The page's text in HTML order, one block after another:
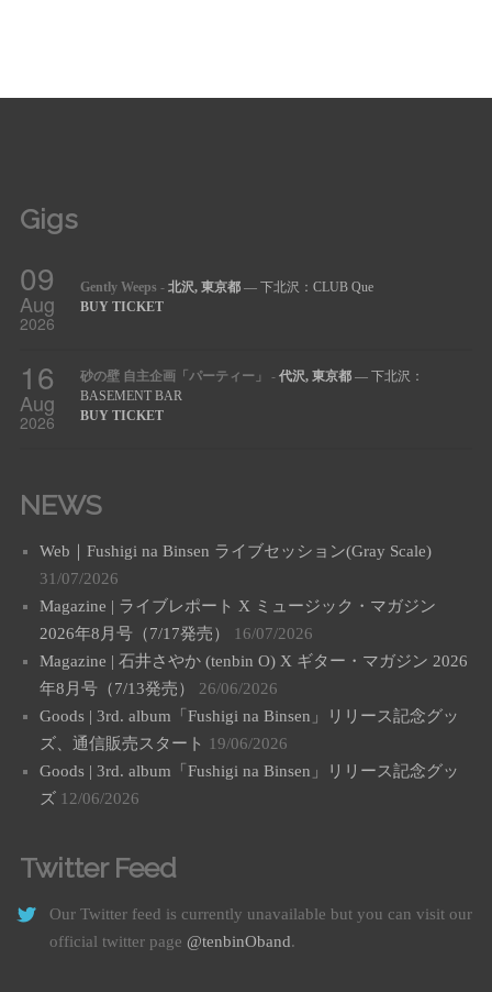
Gigs
09
Aug
2026
Gently Weeps - 北沢, 東京都— 下北沢：CLUB Que
BUY TICKET
16
Aug
2026
砂の壁 自主企画「パーティー」 - 代沢, 東京都— 下北沢：
BASEMENT BAR
BUY TICKET
NEWS
Web｜Fushigi na Binsen ライブセッション(Gray Scale)
31/07/2026
Magazine | ライブレポート X ミュージック・マガジン
2026年8月号（7/17発売）
16/07/2026
Magazine | 石井さやか (tenbin O) X ギター・マガジン 2026
年8月号（7/13発売）
26/06/2026
Goods | 3rd. album「Fushigi na Binsen」リリース記念グッ
ズ、通信販売スタート
19/06/2026
Goods | 3rd. album「Fushigi na Binsen」リリース記念グッ
ズ 12/06/2026
Twitter Feed
Our Twitter feed is currently unavailable but you can visit our
official twitter page @tenbinOband.